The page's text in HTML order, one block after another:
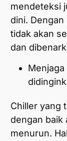
mendeteksi
dini.
tidak akan
dan
Chiller yang
dengan baik
menurun.